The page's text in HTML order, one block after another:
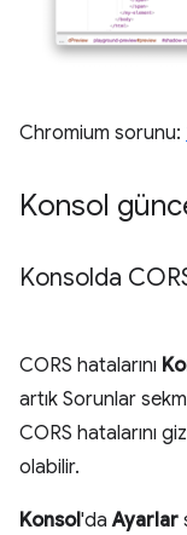
Chromium sorunu:
Konsol
Konsolda
CORS hatalarını
artık Sorunlar
CORS hatalarını
olabilir.
Konsol'daAyarlar